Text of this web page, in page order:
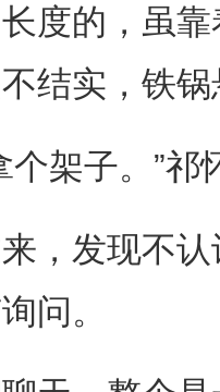
的，虽靠
结实，铁
架子。”祁
发现不认
问。